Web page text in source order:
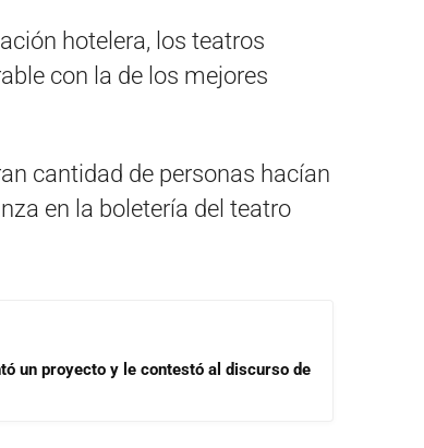
hotelera, los teatros
con la de los mejores
cantidad de personas hacían
en la boletería del teatro
un proyecto y le contestó al discurso de